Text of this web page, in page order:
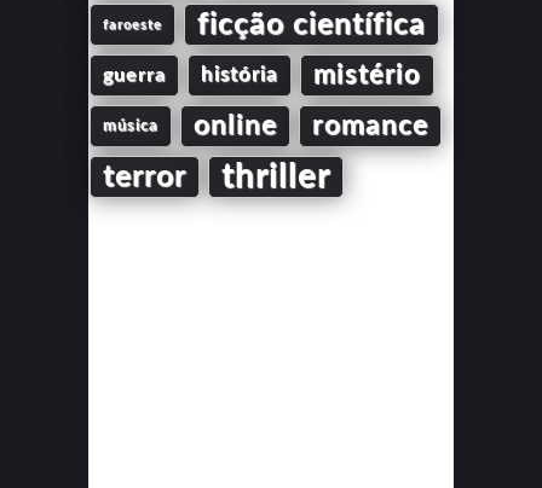
faroeste ficção científica
guerra história mistério
música online romance
terror thriller